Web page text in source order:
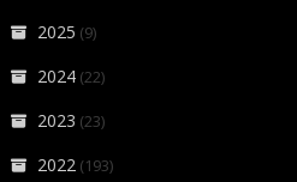
2025 (9)
2024 (22)
2023 (23)
2022 (193)